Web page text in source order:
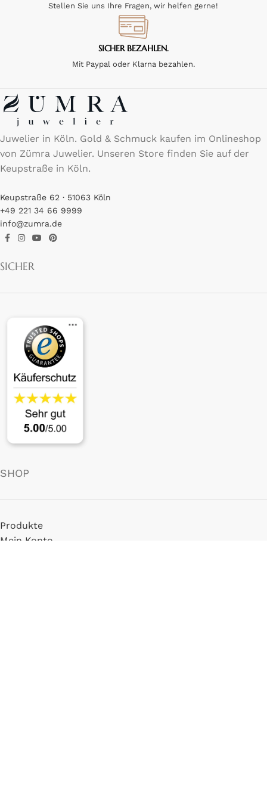
Stellen Sie uns Ihre Fragen, wir helfen gerne!
SICHER BEZAHLEN.
Mit Paypal oder Klarna bezahlen.
Juwelier in Köln. Gold & Schmuck kaufen im Onlineshop
von Zümra Juwelier. Unseren Store finden Sie auf der
Keupstraße in Köln.
Keupstraße 62 · 51063 Köln
+49 221 34 66 9999
info@zumra.de
SICHER
SHOP
Produkte
Mein Konto